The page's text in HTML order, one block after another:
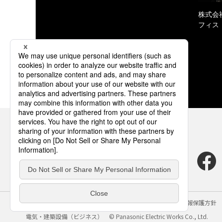
株式
フィス
サイトのご利用にあたって クッキーポリシー
個人情報保護方針
電気・建築設備（ビジネス）
© Panasonic Electric Works Co., Ltd.